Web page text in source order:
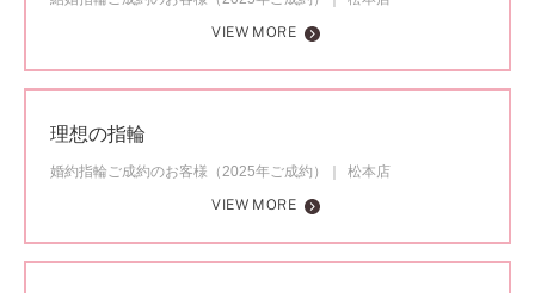
VIEW MORE
理想の指輪
婚約指輪ご成約のお客様（2025年ご成約）
松本店
VIEW MORE